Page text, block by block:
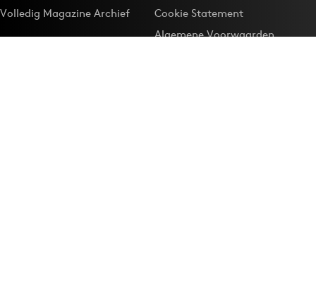
Volledig Magazine Archief
Cookie Statement
Algemene Voorwaarden